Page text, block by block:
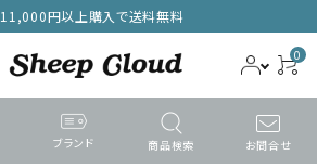
11,000円以上購入で送料無料
0
ブランド 商品検索 お問合せ